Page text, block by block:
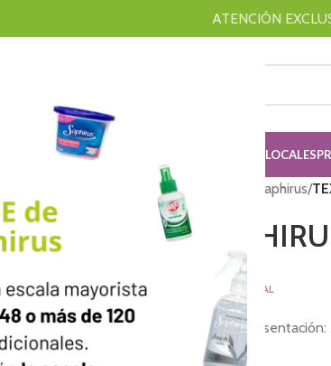
ATENCIÓN
SAHUMERIOSSHINY LOCALES
SAPHIRUS Textiles Saphirus/
TEXTIL
$3,445.00 PRECIO FINAL
Fragancia: MARACUYA.